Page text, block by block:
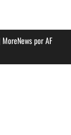
MoreNewspor AF